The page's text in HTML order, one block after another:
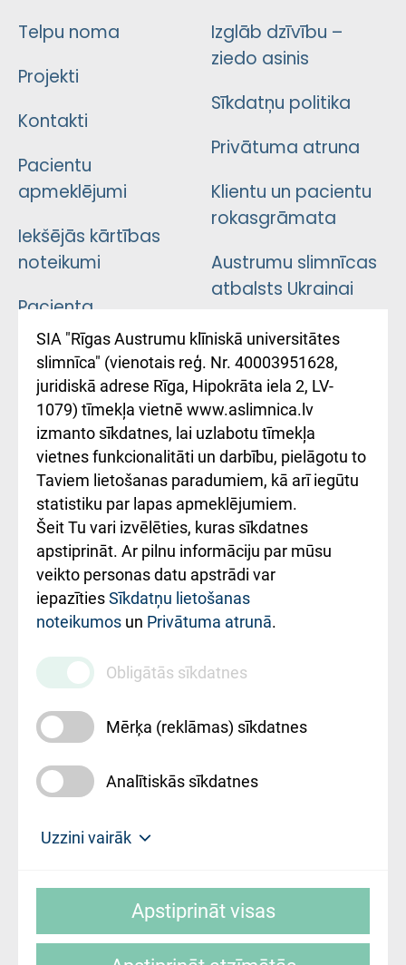
Telpu noma
Projekti
Kontakti
Pacientu
apmeklējumi
Iekšējās kārtības
noteikumi
Pacienta
atsauksmju/sūdzību
iesniegšanas
kārtība
Kā pie mums nokļūt
Rēķinu apmaksas
ceļvedis
Rekvizīti un
ārstniecības
iestādes kods
010000234
Maksas
pakalpojumu
cenrādis
Izglāb dzīvību –
ziedo asinis
Sīkdatņu politika
Privātuma atruna
Klientu un pacientu
rokasgrāmata
Austrumu slimnīcas
atbalsts Ukrainai
Підтримка Східної
лікарні та співпраця з
Україною
SIA "Rīgas Austrumu klīniskā universitātes
slimnīca" (vienotais reģ. Nr. 40003951628,
juridiskā adrese Rīga, Hipokrāta iela 2, LV-
1079) tīmekļa vietnē www.aslimnica.lv
izmanto sīkdatnes, lai uzlabotu tīmekļa
vietnes funkcionalitāti un darbību, pielāgotu to
Taviem lietošanas paradumiem, kā arī iegūtu
statistiku par lapas apmeklējumiem.
Šeit Tu vari izvēlēties, kuras sīkdatnes
apstiprināt. Ar pilnu informāciju par mūsu
veikto personas datu apstrādi var
iepazītiesSīkdatņu lietošanas
noteikumos un Privātuma atrunā.
Obligātās sīkdatnes
Mērķa (reklāmas) sīkdatnes
Analītiskās sīkdatnes
Uzzini vairāk
slimnīca, turpmāk – Pārzinis, sīkdatņu
Apstiprināt visas